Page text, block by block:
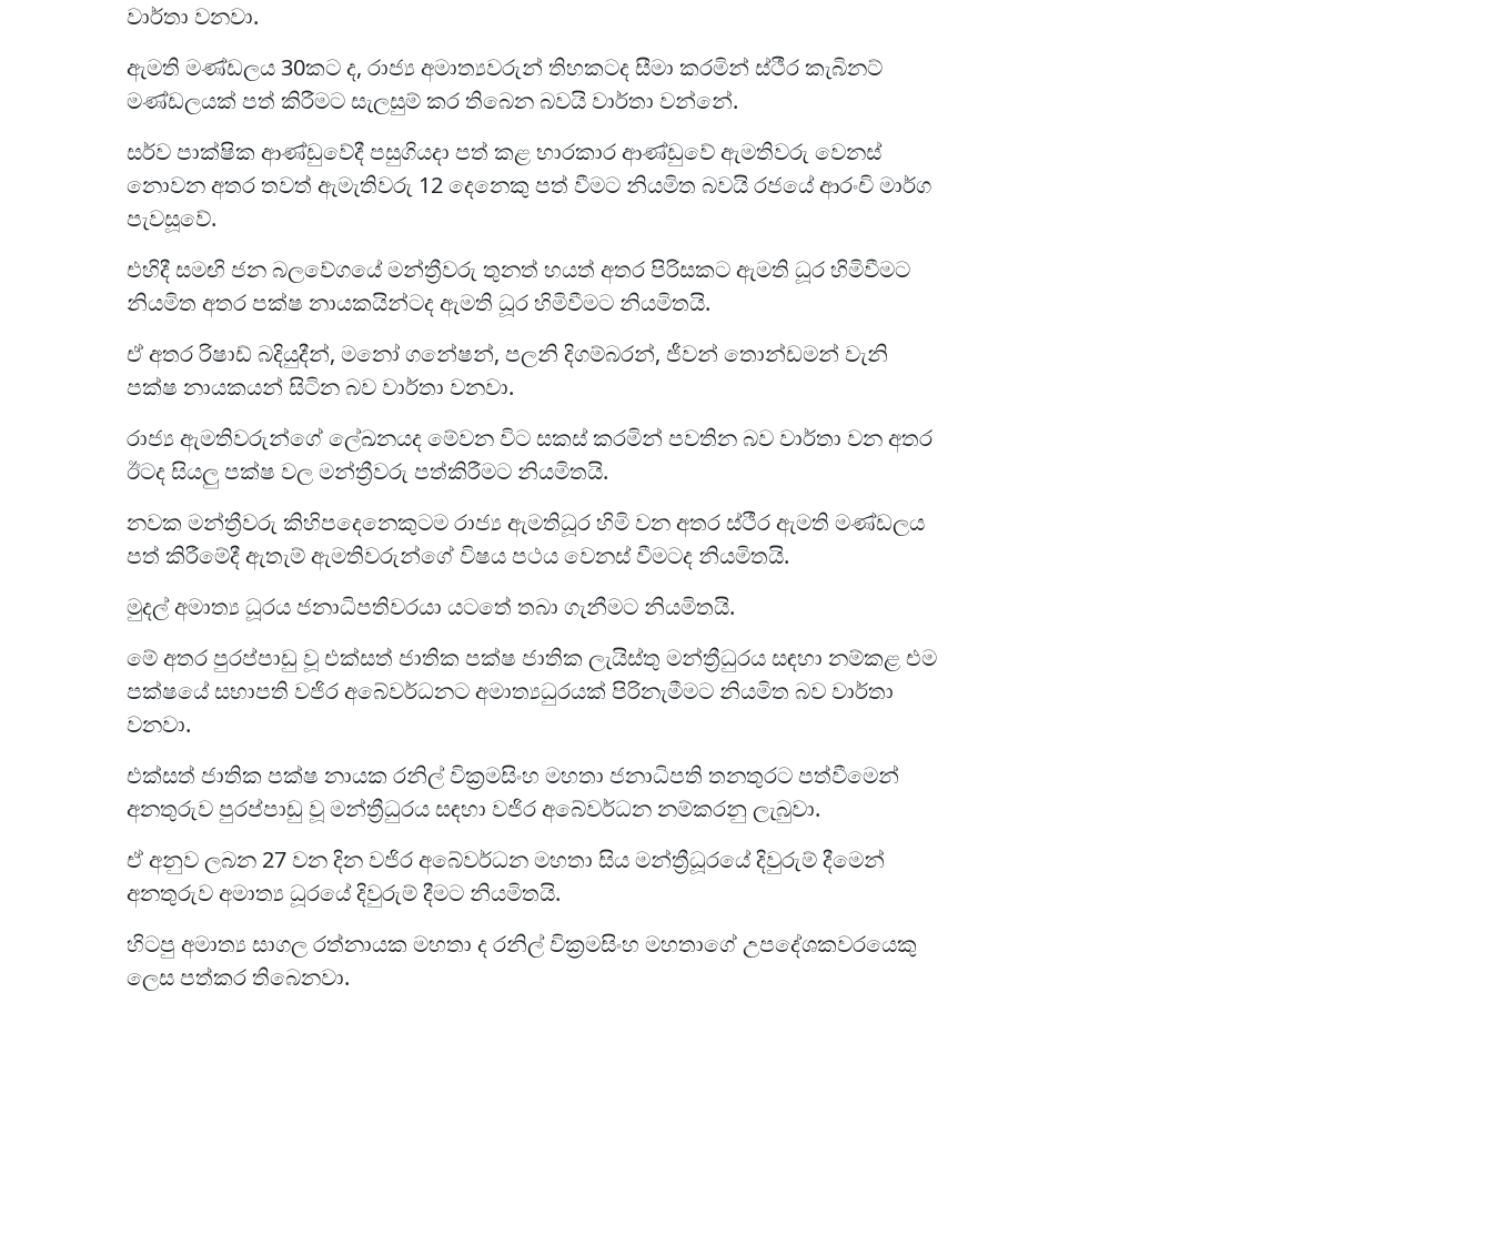
වාර්තා වනවා.
ඇමති මණ්ඩලය 30කට ද, රාජ්‍ය අමාත්‍යවරුන් තිහකටද සීමා කරමින් ස්ථීර කැබිනට්
මණ්ඩලයක් පත් කිරීමට සැලසුම් කර තිබෙන බවයි වාර්තා වන්නේ.
සර්ව පාක්ෂික ආණ්ඩුවේදී පසුගියදා පත් කළ භාරකාර ආණ්ඩුවේ ඇමතිවරු වෙනස්
නොවන අතර තවත් ඇමැතිවරු 12 දෙනෙකු පත් වීමට නියමිත බවයි රජයේ ආරංචි මාර්ග
පැවසූවේ.
එහිදී සමඟි ජන බලවේගයේ මන්ත්‍රීවරු තුනත් හයත් අතර පිරිසකට ඇමති ධූර හිමිවීමට
නියමිත අතර පක්ෂ නායකයින්ටද ඇමති ධූර හිමිවීමට නියමිතයි.
ඒ අතර රිෂාඩ් බදියුදීන්, මනෝ ගනේෂන්, පලනි දිගම්බරන්, ජීවන් තොන්ඩමන් වැනි
පක්ෂ නායකයන් සිටින බව වාර්තා වනවා.
රාජ්‍ය ඇමතිවරුන්ගේ ලේඛනයද මේවන විට සකස් කරමින් පවතින බව වාර්තා වන අතර
ඊටද සියලු පක්ෂ වල මන්ත්‍රීවරු පත්කිරීමට නියමිතයි.
නවක මන්ත්‍රීවරු කිහිපදෙනෙකුටම රාජ්‍ය ඇමතිධූර හිමි වන අතර ස්ථීර ඇමති මණ්ඩලය
පත් කිරීමේදී ඇතැම් ඇමතිවරුන්ගේ විෂය පථය වෙනස් වීමටද නියමිතයි.
මුදල් අමාත්‍ය ධූරය ජනාධිපතිවරයා යටතේ තබා ගැනීමට නියමිතයි.
මේ අතර පුරප්පාඩු වූ එක්සත් ජාතික පක්ෂ ජාතික ලැයිස්තු මන්ත්‍රීධුරය සඳහා නම්කළ එම
පක්ෂයේ සභාපති වජිර අබේවර්ධනට අමාත්‍යධුරයක් පිරිනැමීමට නියමිත බව වාර්තා
වනවා.
එක්සත් ජාතික පක්ෂ නායක රනිල් වික්‍රමසිංහ මහතා ජනාධිපති තනතුරට පත්වීමෙන්
අනතුරුව පුරප්පාඩු වූ මන්ත්‍රීධුරය සඳහා වජිර අබේවර්ධන නම්කරනු ලැබුවා.
ඒ අනුව ලබන 27 වන දින වජිර අබේවර්ධන මහතා සිය මන්ත්‍රීධූරයේ දිවුරුම් දීමෙන්
අනතුරුව අමාත්‍ය ධූරයේ දිවුරුම් දීමට නියමිතයි.
හිටපු අමාත්‍ය සාගල රත්නායක මහතා ද රනිල් වික්‍රමසිංහ මහතාගේ උපදේශකවරයෙකු
ලෙස පත්කර තිබෙනවා.